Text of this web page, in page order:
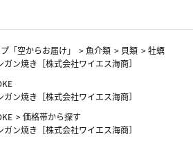
「空からお届け」 >魚介類 > 貝類 >牡蠣
ン焼き［株式会社ワイエス海商］
ン焼き［株式会社ワイエス海商］
>価格帯から探す
ン焼き［株式会社ワイエス海商］